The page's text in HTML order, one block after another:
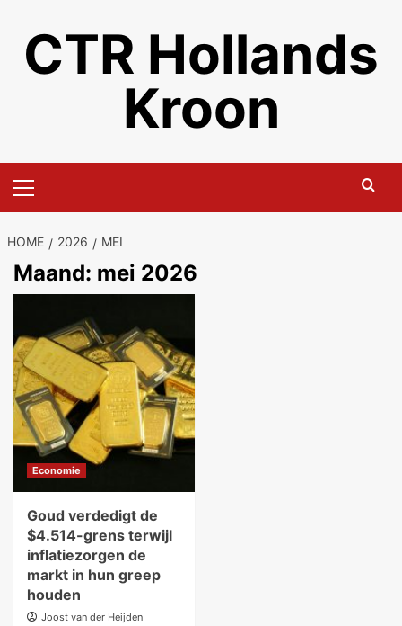
inhoudCTR Hollands
Kroon
menu
HOME 2026 MEI
Maand: mei 2026
Economie
Goud verdedigt de
$4.514-grens terwijl
inflatiezorgen de
markt in hun greep
houden
Joost van der Heijden